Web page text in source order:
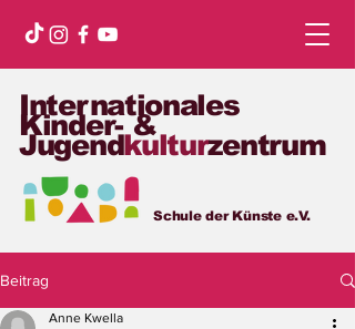
Internationales
Kinder- &
Jugendkulturzentrum
Schule der Künste e.V.
Beitrag
Anne Kwella